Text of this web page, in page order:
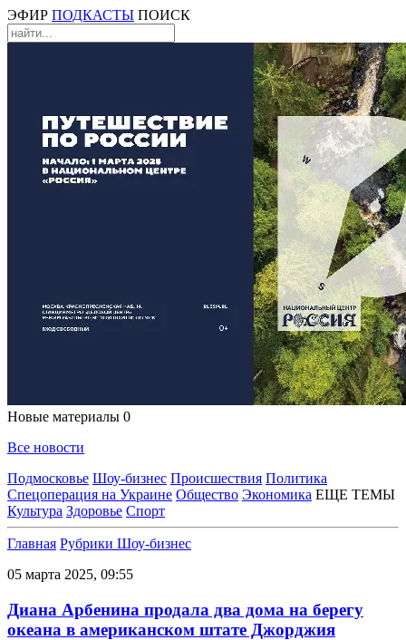
ЭФИР ПОДКАСТЫ ПОИСК
Новые материалы 0
Все новости
Подмосковье Шоу-бизнес Происшествия Политика
Спецоперация на Украине Общество Экономика ЕЩЕ ТЕМЫ
Культура Здоровье Спорт
Главная Рубрики Шоу-бизнес
05 марта 2025, 09:55
Диана Арбенина продала два дома на берегу
океана в американском штате Джорджия